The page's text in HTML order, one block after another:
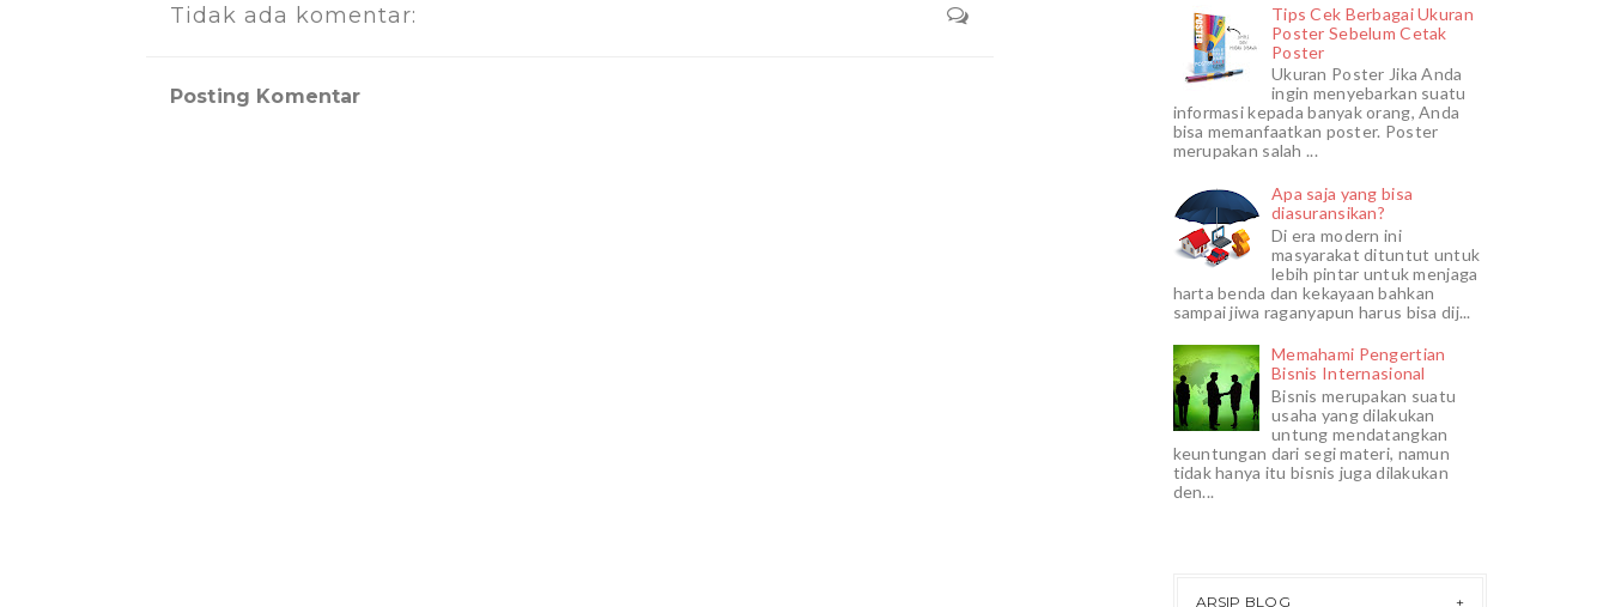
Tidak ada komentar:
Posting Komentar
Tips Cek Berbagai Ukuran
Poster Sebelum Cetak
Poster
Ukuran Poster Jika Anda
ingin menyebarkan suatu
informasi kepada banyak orang, Anda
bisa memanfaatkan poster. Poster
merupakan salah ...
Apa saja yang bisa
diasuransikan?
Di era modern ini
masyarakat dituntut untuk
lebih pintar untuk menjaga
harta benda dan kekayaan bahkan
sampai jiwa raganyapun harus bisa dij...
Memahami Pengertian
Bisnis Internasional
Bisnis merupakan suatu
usaha yang dilakukan
untung mendatangkan
keuntungan dari segi materi, namun
tidak hanya itu bisnis juga dilakukan
den...
ARSIP BLOG